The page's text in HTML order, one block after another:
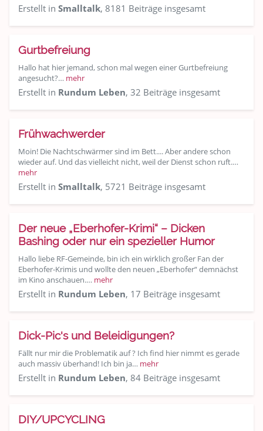
Erstellt in Smalltalk, 8181 Beiträge insgesamt
Gurtbefreiung
Hallo hat hier jemand, schon mal wegen einer Gurtbefreiung
angesucht?… mehr
Erstellt in Rundum Leben, 32 Beiträge insgesamt
Frühwachwerder
Moin! Die Nachtschwärmer sind im Bett.... Aber andere schon
wieder auf. Und das vielleicht nicht, weil der Dienst schon ruft.…
mehr
Erstellt in Smalltalk, 5721 Beiträge insgesamt
Der neue „Eberhofer-Krimi“ – Dicken
Bashing oder nur ein spezieller Humor
Hallo liebe RF-Gemeinde, bin ich ein wirklich großer Fan der
Eberhofer-Krimis und wollte den neuen „Eberhofer“ demnächst
im Kino anschauen.… mehr
Erstellt in Rundum Leben, 17 Beiträge insgesamt
Dick-Pic's und Beleidigungen?
Fällt nur mir die Problematik auf ? Ich find hier nimmt es gerade
auch massiv überhand! Ich bin ja… mehr
Erstellt in Rundum Leben, 84 Beiträge insgesamt
DIY/UPCYCLING